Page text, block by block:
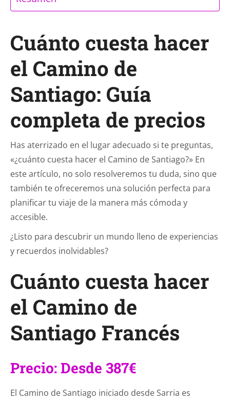
Cuánto cuesta hacer
el Camino de
Santiago: Guía
completa de precios
Has aterrizado en el lugar adecuado si te preguntas,
«¿cuánto cuesta hacer el Camino de Santiago?» En
este artículo, no solo resolveremos tu duda, sino que
también te ofreceremos una solución perfecta para
planificar tu viaje de la manera más cómoda y
accesible.
¿Listo para descubrir un mundo lleno de experiencias
y recuerdos inolvidables?
Cuánto cuesta hacer
el Camino de
Santiago Francés
Precio: Desde 387€
El Camino de Santiago iniciado desde Sarria es